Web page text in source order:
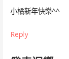
小橘新年快樂^^
Reply